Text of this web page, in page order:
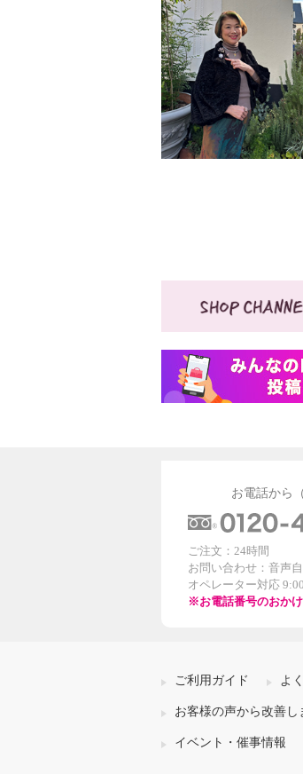
お電話から
ご注文：24時間
お問い合わせ：音声
オペレーター対応
※お電話番号のおかけ
ご利用ガイド よ
お客様の声から改善し
イベント・催事情報